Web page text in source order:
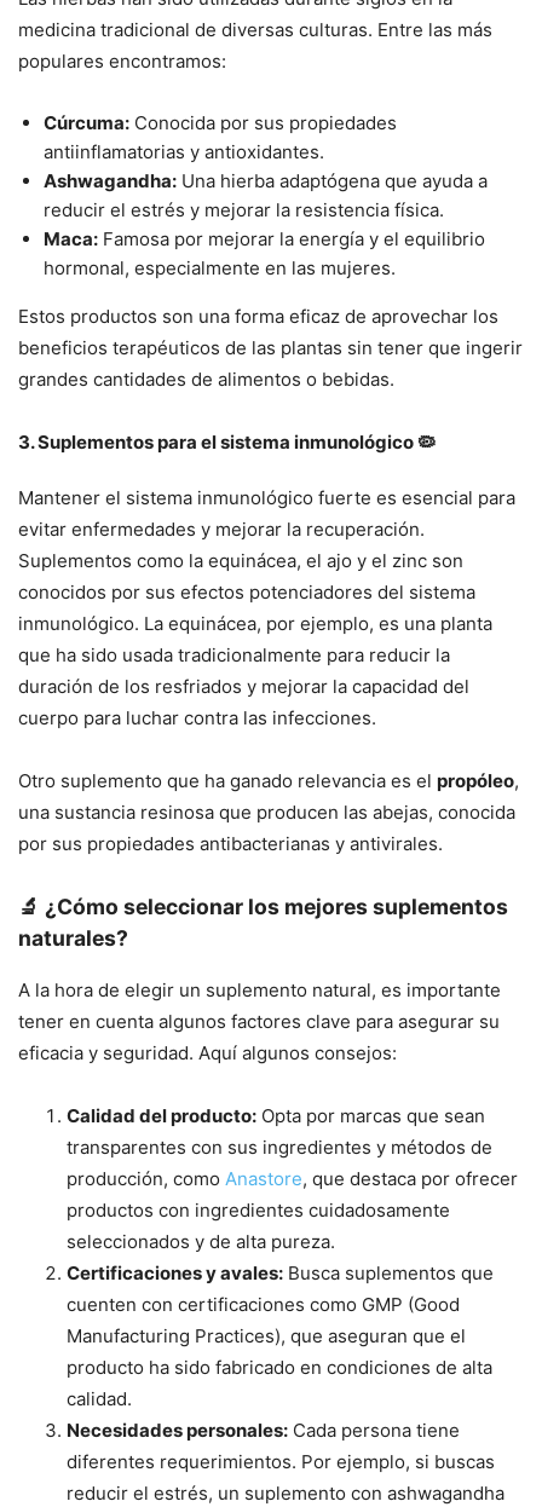
medicina tradicional de diversas culturas. Entre las más
populares encontramos:
Cúrcuma: Conocida por sus propiedades
antiinflamatorias y antioxidantes.
Ashwagandha: Una hierba adaptógena que ayuda a
reducir el estrés y mejorar la resistencia física.
Maca: Famosa por mejorar la energía y el equilibrio
hormonal, especialmente en las mujeres.
Estos productos son una forma eficaz de aprovechar los
beneficios terapéuticos de las plantas sin tener que ingerir
grandes cantidades de alimentos o bebidas.
3.Suplementos para el sistema inmunológico 🦠
Mantener el sistema inmunológico fuerte es esencial para
evitar enfermedades y mejorar la recuperación.
Suplementos como la equinácea, el ajo y el zinc son
conocidos por sus efectos potenciadores del sistema
inmunológico. La equinácea, por ejemplo, es una planta
que ha sido usada tradicionalmente para reducir la
duración de los resfriados y mejorar la capacidad del
cuerpo para luchar contra las infecciones.
Otro suplemento que ha ganado relevancia es el propóleo,
una sustancia resinosa que producen las abejas, conocida
por sus propiedades antibacterianas y antivirales.
🔬 ¿Cómo seleccionar los mejores suplementos
naturales?
A la hora de elegir un suplemento natural, es importante
tener en cuenta algunos factores clave para asegurar su
eficacia y seguridad. Aquí algunos consejos:
Calidad del producto: Opta por marcas que sean
transparentes con sus ingredientes y métodos de
producción, como Anastore, que destaca por ofrecer
productos con ingredientes cuidadosamente
seleccionados y de alta pureza.
Certificaciones y avales: Busca suplementos que
cuenten con certificaciones como GMP (Good
Manufacturing Practices), que aseguran que el
producto ha sido fabricado en condiciones de alta
calidad.
Necesidades personales: Cada persona tiene
diferentes requerimientos. Por ejemplo, si buscas
reducir el estrés, un suplemento con ashwagandha